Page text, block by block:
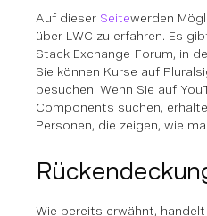
Auf dieser Seitewerden
über LWC zu erfahren. Es
Stack Exchange-Forum, in
Sie können Kurse auf
besuchen. Wenn Sie auf
Components suchen,
Personen, die zeigen, wie
Wie bereits erwähnt,